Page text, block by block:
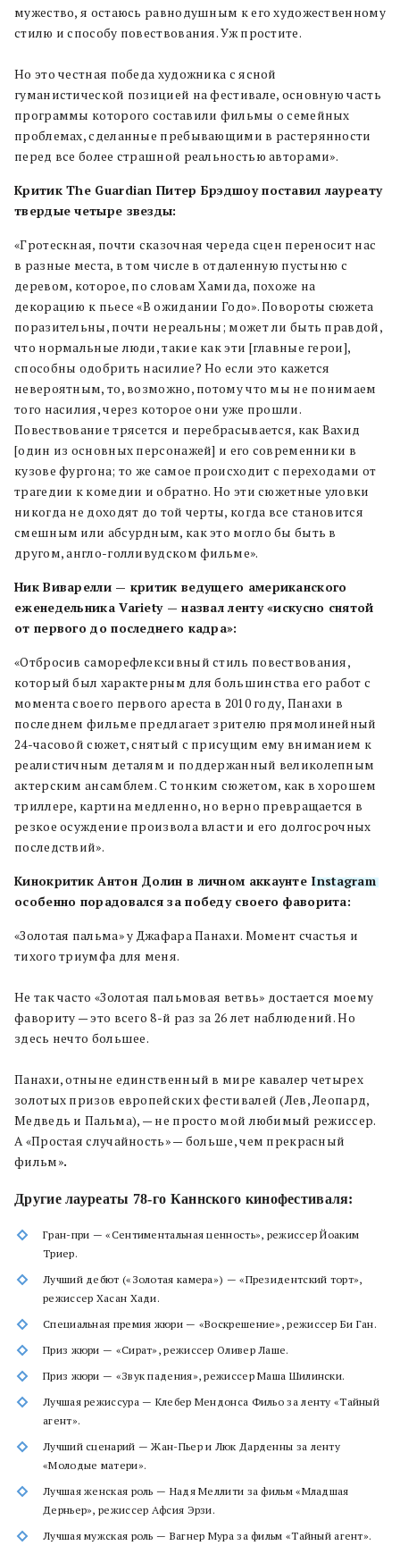
мужество, я остаюсь равнодушным к его художественному
стилю и способу повествования. Уж простите.
Но это честная победа художника с ясной
гуманистической позицией на фестивале, основную часть
программы которого составили фильмы о семейных
проблемах, сделанные пребывающими в растерянности
перед все более страшной реальностью авторами».
Критик The Guardian Питер Брэдшоу поставил лауреату
твердые четыре звезды:
«Гротескная, почти сказочная череда сцен переносит нас
в разные места, в том числе в отдаленную пустыню с
деревом, которое, по словам Хамида, похоже на
декорацию к пьесе «В ожидании Годо». Повороты сюжета
поразительны, почти нереальны; может ли быть правдой,
что нормальные люди, такие как эти [главные герои],
способны одобрить насилие? Но если это кажется
невероятным, то, возможно, потому что мы не понимаем
того насилия, через которое они уже прошли.
Повествование трясется и перебрасывается, как Вахид
[один из основных персонажей] и его современники в
кузове фургона; то же самое происходит с переходами от
трагедии к комедии и обратно. Но эти сюжетные уловки
никогда не доходят до той черты, когда все становится
смешным или абсурдным, как это могло бы быть в
другом, англо-голливудском фильме».
Ник Виварелли — критик ведущего американского
еженедельника Variety — назвал ленту «искусно снятой
от первого до последнего кадра»:
«Отбросив саморефлексивный стиль повествования,
который был характерным для большинства его работ с
момента своего первого ареста в 2010 году, Панахи в
последнем фильме предлагает зрителю прямолинейный
24-часовой сюжет, снятый с присущим ему вниманием к
реалистичным деталям и поддержанный великолепным
актерским ансамблем. С тонким сюжетом, как в хорошем
триллере, картина медленно, но верно превращается в
резкое осуждение произвола власти и его долгосрочных
последствий».
Кинокритик Антон Долин в личном аккаунте Instagram
особенно порадовался за победу своего фаворита:
«Золотая пальма» у Джафара Панахи. Момент счастья и
тихого триумфа для меня.
Не так часто «Золотая пальмовая ветвь» достается моему
фавориту — это всего 8-й раз за 26 лет наблюдений. Но
здесь нечто большее.
Панахи, отныне единственный в мире кавалер четырех
золотых призов европейских фестивалей (Лев, Леопард,
Медведь и Пальма), — не просто мой любимый режиссер.
А «Простая случайность» — больше, чем прекрасный
фильм».
Другие лауреаты 78-го Каннского кинофестиваля:
Гран-при — «Сентиментальная ценность», режиссер Йоаким
Триер.
Лучший дебют («Золотая камера») — «Президентский торт»,
режиссер Хасан Хади.
Специальная премия жюри — «Воскрешение», режиссер Би Ган.
Приз жюри — «Сират», режиссер Оливер Лаше.
Приз жюри — «Звук падения», режиссер Маша Шилински.
Лучшая режиссура — Клебер Мендонса Фильо за ленту «Тайный
агент».
Лучший сценарий — Жан-Пьер и Люк Дарденны за ленту
«Молодые матери».
Лучшая женская роль — Надя Меллити за фильм «Младшая
Дерньер», режиссер Афсия Эрзи.
Лучшая мужская роль — Вагнер Мура за фильм «Тайный агент».